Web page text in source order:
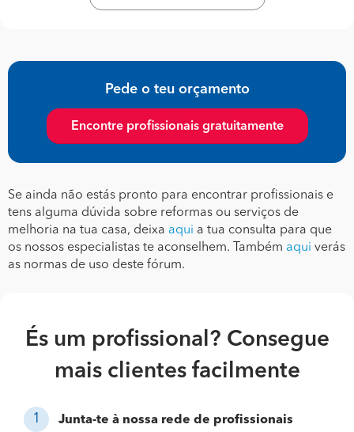
Pede o teu orçamento
Encontre profissionais gratuitamente
Se ainda não estás pronto para encontrar profissionais e
tens alguma dúvida sobre reformas ou serviços de
melhoria na tua casa, deixa aqui a tua consulta para que
os nossos especialistas te aconselhem. Também aqui verás
as normas de uso deste fórum.
És um profissional? Consegue
mais clientes facilmente
Junta-te à nossa rede de profissionais